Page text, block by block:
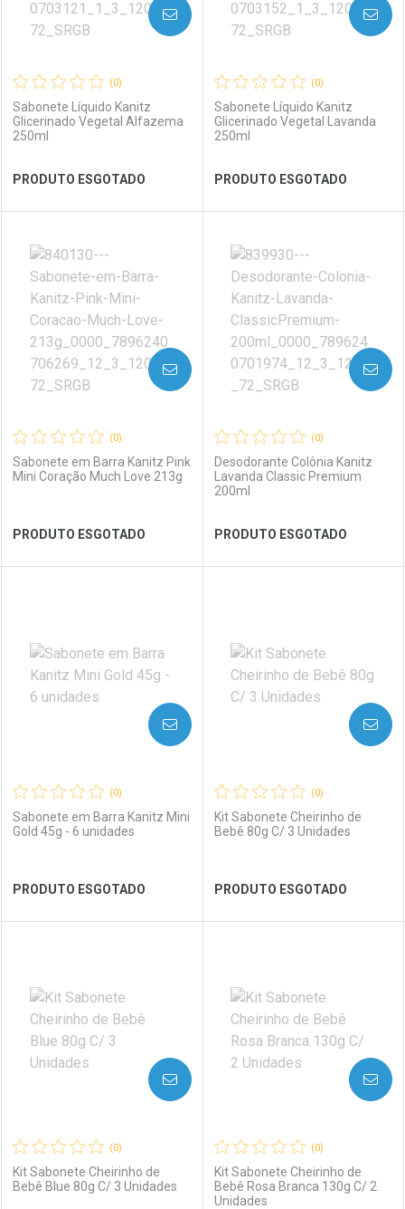
Ver Desconto Convênio Ver Desconto Convênio
(0)
Sabonete Líquido Kanitz
Glicerinado Vegetal Alfazema
250ml
PRODUTO ESGOTADO
AVISE-ME
Laboratório
Ver Desconto Convênio
Por Menos
(0)
Sabonete Líquido Kanitz
Glicerinado Vegetal Lavanda
250ml
PRODUTO ESGOTADO
AVISE-ME
Laboratório
Ver Desconto Convênio
Por Menos
(0)
Sabonete em Barra Kanitz Pink
Mini Coração Much Love 213g
PRODUTO ESGOTADO
AVISE-ME
Laboratório
Ver Desconto Convênio
Por Menos
(0)
Desodorante Colônia Kanitz
Lavanda Classic Premium
200ml
PRODUTO ESGOTADO
AVISE-ME
Laboratório
Ver Desconto Convênio
Por Menos
(0)
Sabonete em Barra Kanitz Mini
Gold 45g - 6 unidades
PRODUTO ESGOTADO
AVISE-ME
Laboratório
Por Menos
(0)
Kit Sabonete Cheirinho de
Bebê 80g C/ 3 Unidades
PRODUTO ESGOTADO
AVISE-ME
Laboratório
Por Menos
(0)
Kit Sabonete Cheirinho de
Bebê Blue 80g C/ 3 Unidades
AVISE-ME
(0)
Kit Sabonete Cheirinho de
Bebê Rosa Branca 130g C/ 2
Unidades
AVISE-ME